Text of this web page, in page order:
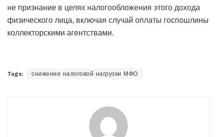
не признание в целях налогообложения этого дохода
физического лица, включая случай оплаты госпошлины
коллекторскими агентствами.
Tags: снижение налоговой нагрузки МФО